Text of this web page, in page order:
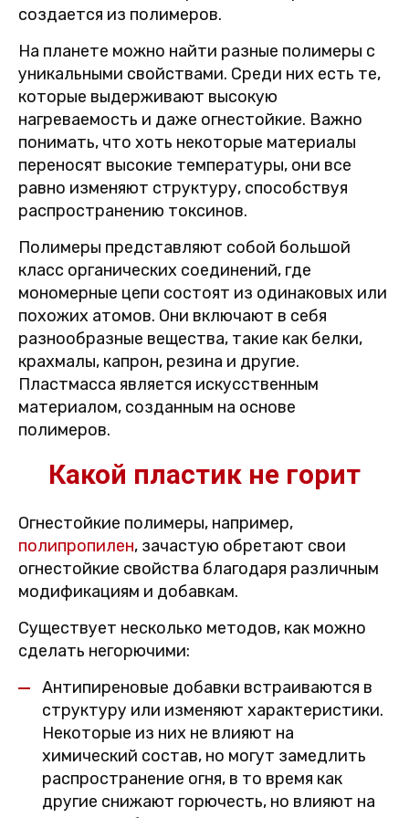
создается из полимеров.
На планете можно найти разные полимеры с
уникальными свойствами. Среди них есть те,
которые выдерживают высокую
нагреваемость и даже огнестойкие. Важно
понимать, что хоть некоторые материалы
переносят высокие температуры, они все
равно изменяют структуру, способствуя
распространению токсинов.
Полимеры представляют собой большой
класс органических соединений, где
мономерные цепи состоят из одинаковых или
похожих атомов. Они включают в себя
разнообразные вещества, такие как белки,
крахмалы, капрон, резина и другие.
Пластмасса является искусственным
материалом, созданным на основе
полимеров.
Какой пластик не горит
Огнестойкие полимеры, например,
полипропилен, зачастую обретают свои
огнестойкие свойства благодаря различным
модификациям и добавкам.
Существует несколько методов, как можно
сделать негорючими:
Антипиреновые добавки встраиваются в
структуру или изменяют характеристики.
Некоторые из них не влияют на
химический состав, но могут замедлить
распространение огня, в то время как
другие снижают горючесть, но влияют на